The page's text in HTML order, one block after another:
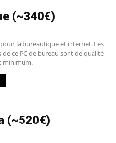
(~340€)
la bureautique et internet. Les
ce PC de bureau sont de qualité
minimum.
(~520€)